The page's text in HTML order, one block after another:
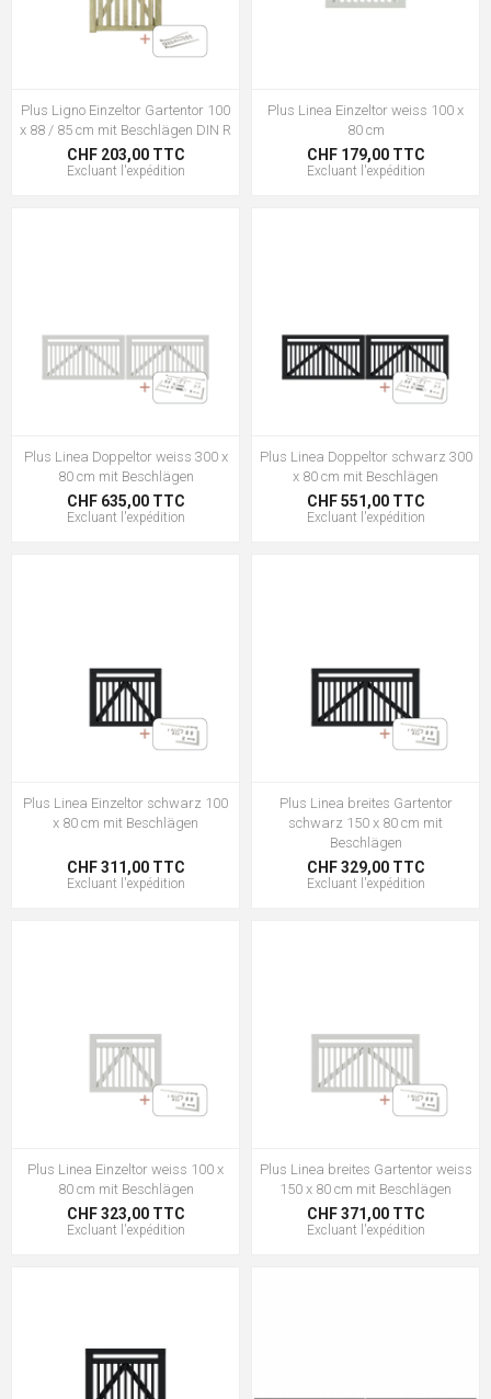
Plus Ligno Einzeltor Gartentor 100
x 88 / 85 cm mit Beschlägen DIN R
CHF 203,00 TTC
Excluant l'expédition
Plus Linea Einzeltor weiss 100 x
80 cm
CHF 179,00 TTC
Excluant l'expédition
Plus Linea Doppeltor weiss 300 x
80 cm mit Beschlägen
CHF 635,00 TTC
Excluant l'expédition
Plus Linea Doppeltor schwarz 300
x 80 cm mit Beschlägen
CHF 551,00 TTC
Excluant l'expédition
Plus Linea Einzeltor schwarz 100
x 80 cm mit Beschlägen
CHF 311,00 TTC
Excluant l'expédition
Plus Linea breites Gartentor
schwarz 150 x 80 cm mit
Beschlägen
CHF 329,00 TTC
Excluant l'expédition
Plus Linea Einzeltor weiss 100 x
80 cm mit Beschlägen
CHF 323,00 TTC
Excluant l'expédition
Plus Linea breites Gartentor weiss
150 x 80 cm mit Beschlägen
CHF 371,00 TTC
Excluant l'expédition